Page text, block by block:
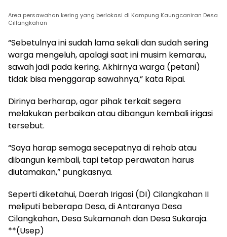
Area persawahan kering yang berlokasi di Kampung Kaungcaniran Desa
Cillangkahan
“Sebetulnya ini sudah lama sekali dan sudah sering
warga mengeluh, apalagi saat ini musim kemarau,
sawah jadi pada kering. Akhirnya warga (petani)
tidak bisa menggarap sawahnya,” kata Ripai.
Dirinya berharap, agar pihak terkait segera
melakukan perbaikan atau dibangun kembali irigasi
tersebut.
“Saya harap semoga secepatnya di rehab atau
dibangun kembali, tapi tetap perawatan harus
diutamakan,” pungkasnya.
Seperti diketahui, Daerah Irigasi (DI) Cilangkahan II
meliputi beberapa Desa, di Antaranya Desa
Cilangkahan, Desa Sukamanah dan Desa Sukaraja.
**(Usep)